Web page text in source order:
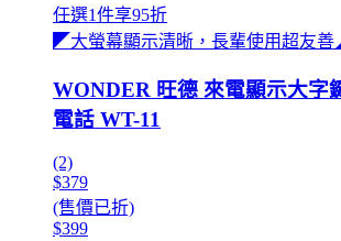
任選1件享95折
◤大螢幕顯示清晰，長輩使用超友
WONDER 旺德 來電顯示大字
電話 WT-11
(2)
$379
(售價已折)
$399